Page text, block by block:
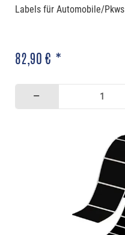
Labels für Automobile/Pkws
82,90 € *